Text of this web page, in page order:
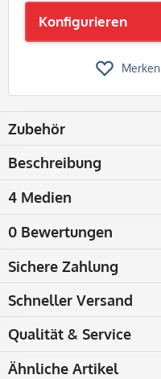
Konfigurieren
Merken
Zubehör
Beschreibung
4 Medien
0 Bewertungen
Sichere Zahlung
Schneller Versand
Qualität & Service
Ähnliche Artikel